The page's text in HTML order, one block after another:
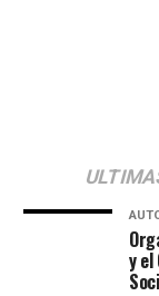
y el